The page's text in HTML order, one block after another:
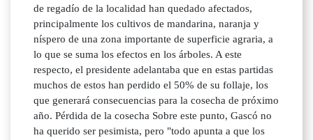
de regadío de la localidad han quedado afectados,
principalmente los cultivos de mandarina, naranja y
níspero de una zona importante de superficie agraria, a
lo que se suma los efectos en los árboles. A este
respecto, el presidente adelantaba que en estas partidas
muchos de estos han perdido el 50% de su follaje, los
que generará consecuencias para la cosecha de próximo
año. Pérdida de la cosecha Sobre este punto, Gascó no
ha querido ser pesimista, pero "todo apunta a que los